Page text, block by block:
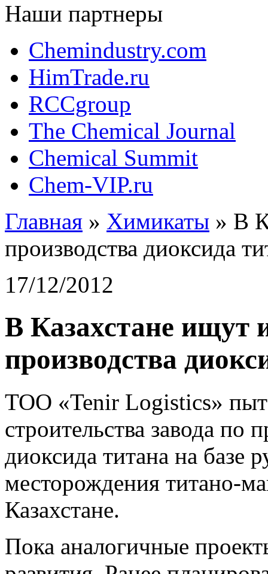
Наши партнеры
Chemindustry.com
HimTrade.ru
RCCgroup
The Chemical Journal
Chemical Summit
Chem-VIP.ru
Главная » Химикаты » В
производства диоксида
17/12/2012
В Казахстане ищут
производства
ТОО «Tenir Logistics»
строительства завода по
диоксида титана на базе
месторождения титано-
Казахстане.
Пока аналогичные